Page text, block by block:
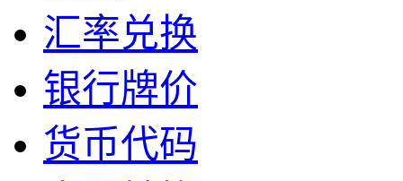
汇率兑换
银行牌价
货币代码